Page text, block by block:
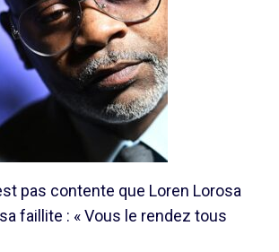
pas contente que Loren Lorosa
faillite : « Vous le rendez tous